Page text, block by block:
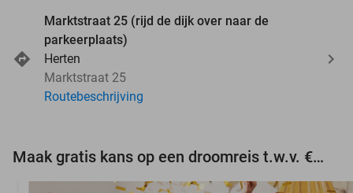
Marktstraat 25 (rijd de dijk over naar de
parkeerplaats)
Herten
Marktstraat 25
Routebeschrijving
Maak gratis kans op een droomreis t.w.v. €3.000!